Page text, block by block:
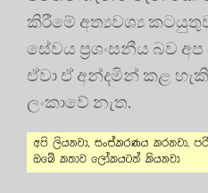
කිරීමේ අත්‍යවශ්‍ය
සේවය ප්‍රශංසනීය බව
ඒවා ඒ අන්දමින් කළ
ලංකාවේ නැත.